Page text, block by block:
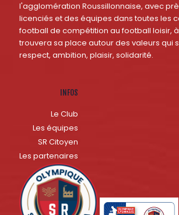
l'agglomération Roussillonnaise, avec
licenciés et des équipes dans toutes les
football de compétition au football loisir, à
trouvera sa place autour des valeurs qui
respect, ambition, plaisir, solidarité.
INFOS
Le Club
Les équipes
SR Citoyen
Les partenaires